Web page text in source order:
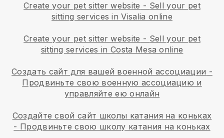
Create your pet sitter website - Sell your pet
sitting services in Visalia online
Create your pet sitter website - Sell your pet
sitting services in Costa Mesa online
Создать сайт для вашей военной ассоциации -
Продвиньте свою военную ассоциацию и
управляйте ею онлайн
Создайте свой сайт школы катания на коньках
- Продвиньте свою школу катания на коньках